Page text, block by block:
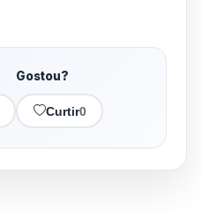
Gostou?
Curtir0